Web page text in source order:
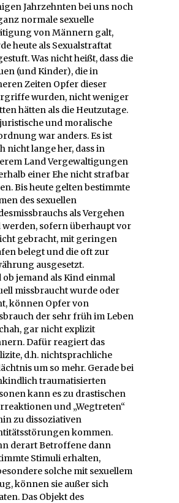
Jahrzehnten bei uns noch
normale sexuelle
von Männern galt,
heute als Sexualstraftat
Was nicht heißt, dass die
(und Kinder), die in
Zeiten Opfer dieser
wurden, nicht weniger
hätten als die Heutzutage.
und moralische
war anders. Es ist
nicht lange her, dass in
Land Vergewaltigungen
einer Ehe nicht strafbar
Bis heute gelten bestimmte
des sexuellen
als Vergehen
werden, sofern überhaupt vor
gebracht, mit geringen
belegt und die oft zur
ausgesetzt.
ob jemand als Kind einmal
missbraucht wurde oder
können Opfer von
der sehr früh im Leben
gar nicht explizit
Dafür reagiert das
d.h. nichtsprachliche
um so mehr. Gerade bei
traumatisierten
kann es zu drastischen
und „Wegtreten“
zu dissoziativen
kommen.
derart Betroffene dann
Stimuli erhalten,
solche mit sexuellem
können sie außer sich
Das Objekt des